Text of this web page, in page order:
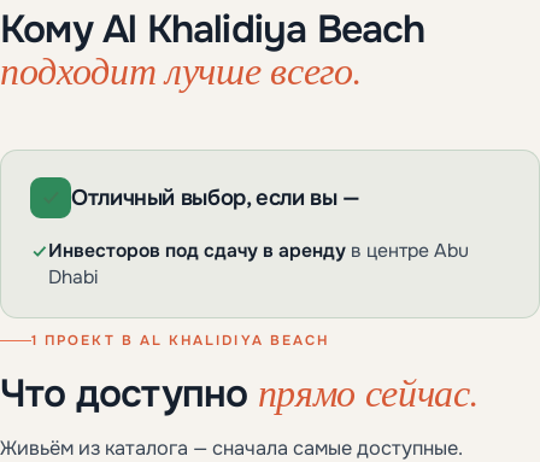
Кому Al Khalidiya Beach
подходит лучше всего.
Отличный выбор, если вы —
Инвесторов под сдачу в аренду в центре Abu
Dhabi
1 ПРОЕКТ В AL KHALIDIYA BEACH
Что доступно прямо сейчас.
Живьём из каталога — сначала самые доступные.